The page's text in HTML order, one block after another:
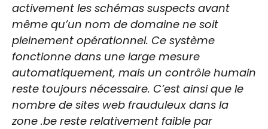
activement les schémas suspects avant
même qu’un nom de domaine ne soit
pleinement opérationnel. Ce système
fonctionne dans une large mesure
automatiquement, mais un contrôle humain
reste toujours nécessaire. C’est ainsi que le
nombre de sites web frauduleux dans la
zone .be reste relativement faible par